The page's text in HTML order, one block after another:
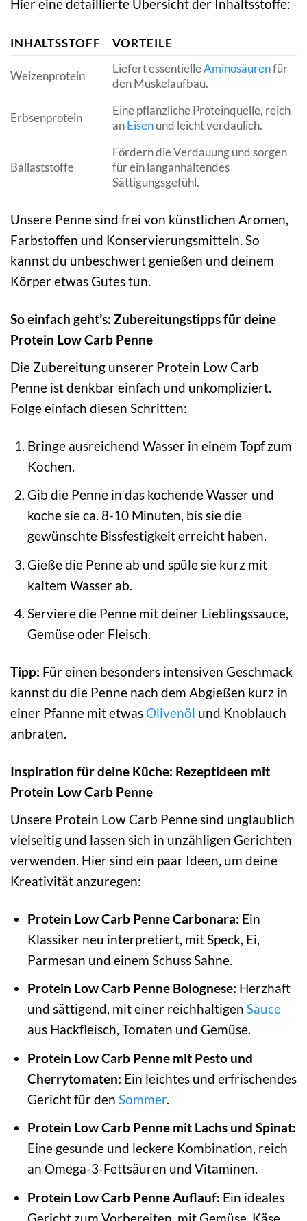
Hier eine detaillierte Übersicht der Inhaltsstoffe:
INHALTSSTOFF VORTEILE
Weizenprotein
Liefert essentielleAminosäurenfür
den Muskelaufbau.
Erbsenprotein
Eine pflanzliche Proteinquelle, reich
anEisenund leicht verdaulich.
Ballaststoffe
Fördern die Verdauung und sorgen
für ein langanhaltendes
Sättigungsgefühl.
Unsere Penne sind frei von künstlichen Aromen,
Farbstoffen und Konservierungsmitteln. So
kannst du unbeschwert genießen und deinem
Körper etwas Gutes tun.
So einfach geht’s: Zubereitungstipps für deine
Protein Low Carb Penne
Die Zubereitung unserer Protein Low Carb
Penne ist denkbar einfach und unkompliziert.
Folge einfach diesen Schritten:
Bringe ausreichend Wasser in einem Topf zum
Kochen.
Gib die Penne in das kochende Wasser und
koche sie ca. 8-10 Minuten, bis sie die
gewünschte Bissfestigkeit erreicht haben.
Gieße die Penne ab und spüle sie kurz mit
kaltem Wasser ab.
Serviere die Penne mit deiner Lieblingssauce,
Gemüse oder Fleisch.
Tipp: Für einen besonders intensiven Geschmack
kannst du die Penne nach dem Abgießen kurz in
einer Pfanne mit etwas Olivenöl und Knoblauch
anbraten.
Inspiration für deine Küche: Rezeptideen mit
Protein Low Carb Penne
Unsere Protein Low Carb Penne sind unglaublich
vielseitig und lassen sich in unzähligen Gerichten
verwenden. Hier sind ein paar Ideen, um deine
Kreativität anzuregen:
Protein Low Carb Penne Carbonara: Ein
Klassiker neu interpretiert, mit Speck, Ei,
Parmesan und einem Schuss Sahne.
Protein Low Carb Penne Bolognese: Herzhaft
und sättigend, mit einer reichhaltigen Sauce
aus Hackfleisch, Tomaten und Gemüse.
Protein Low Carb Penne mit Pesto und
Cherrytomaten: Ein leichtes und erfrischendes
Gericht für den Sommer.
Protein Low Carb Penne mit Lachs und Spinat:
Eine gesunde und leckere Kombination, reich
an Omega-3-Fettsäuren und Vitaminen.
Protein Low Carb Penne Auflauf: Ein ideales
Gericht zum Vorbereiten, mit Gemüse, Käse